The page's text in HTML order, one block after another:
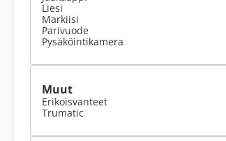
Liesi
Markiisi
Parivuode
Pysäköintikamera
Muut
Erikoisvanteet
Trumatic